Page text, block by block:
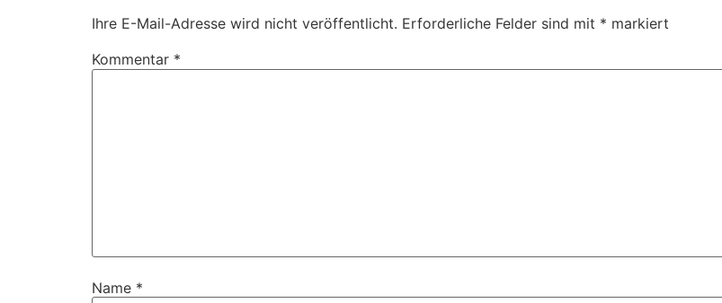
Ihre E-Mail-Adresse wird nicht veröffentlicht. Erforderliche Felder sind mit * markiert
Kommentar *
Name *